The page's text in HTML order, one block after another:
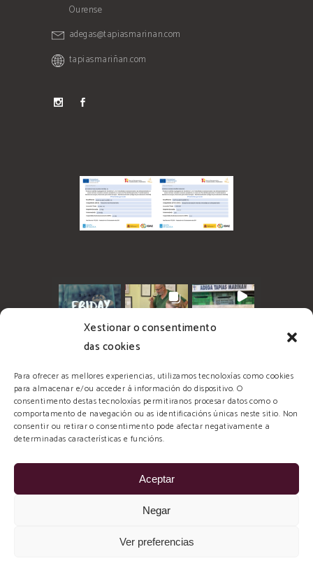
Xestionar o consentimento
das cookies
Para ofrecer as mellores experiencias, utilizamos tecnoloxías como cookies
para almacenar e/ou acceder á información do dispositivo. O
consentimento destas tecnoloxías permitiranos procesar datos como o
comportamento de navegación ou as identificacións únicas neste sitio. Non
consentir ou retirar o consentimento pode afectar negativamente a
determinadas características e funcións.
Aceptar
Negar
Ver preferencias
Ourense
adegas@tapiasmarinan.com
tapiasmariñan.com
© 2026 Tapias Mariñán, todos los derechos
imaxinamais EDC